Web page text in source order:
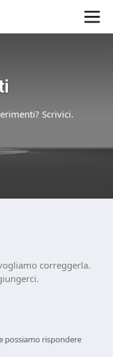
Scrivici.
correggerla.
possiamo rispondere